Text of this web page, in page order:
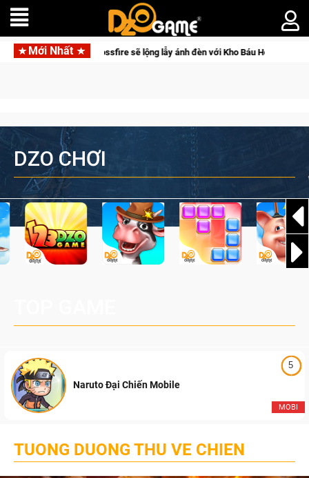
Mới Nhất
thủ Crossfire sẽ lộng lẫy ánh đèn với Kho Báu Hoàng Gia Sapphire
DZO CHƠI
5
MOBI
Naruto Đại Chiến Mobile
TUONG DUONG THU VE CHIEN